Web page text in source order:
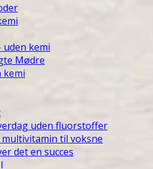
kemi
Mødre
kemi
uden fluorstoffer
multivitamin til voksne
det en succes